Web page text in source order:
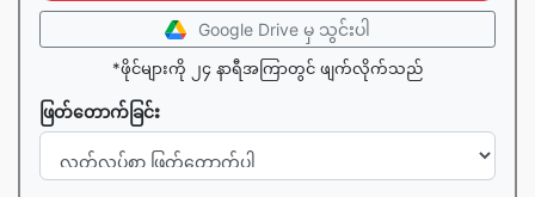
Google Drive မှ သွင်းပါ
*ဖိုင်များကို ၂၄ နာရီအကြာတွင် ဖျက်လိုက်သည်
ဖြတ်တောက်ခြင်း